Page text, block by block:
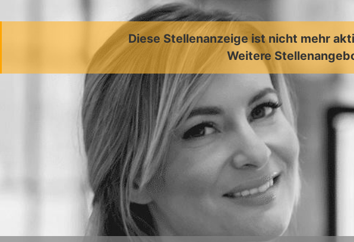
Diese Stellenanzeige ist nicht mehr
Weitere